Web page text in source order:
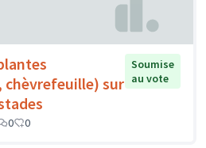
sur
Soumise
au vote
0 0